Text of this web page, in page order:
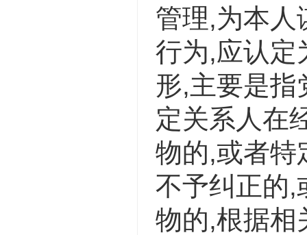
管理,为本人
行为,应认定
形,主要是指
定关系人在
物的,或者特
不予纠正的,
物的,根据相